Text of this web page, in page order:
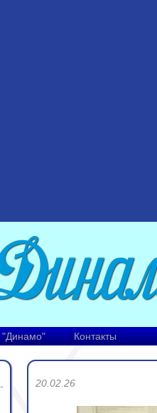
Контакты
20.02.26